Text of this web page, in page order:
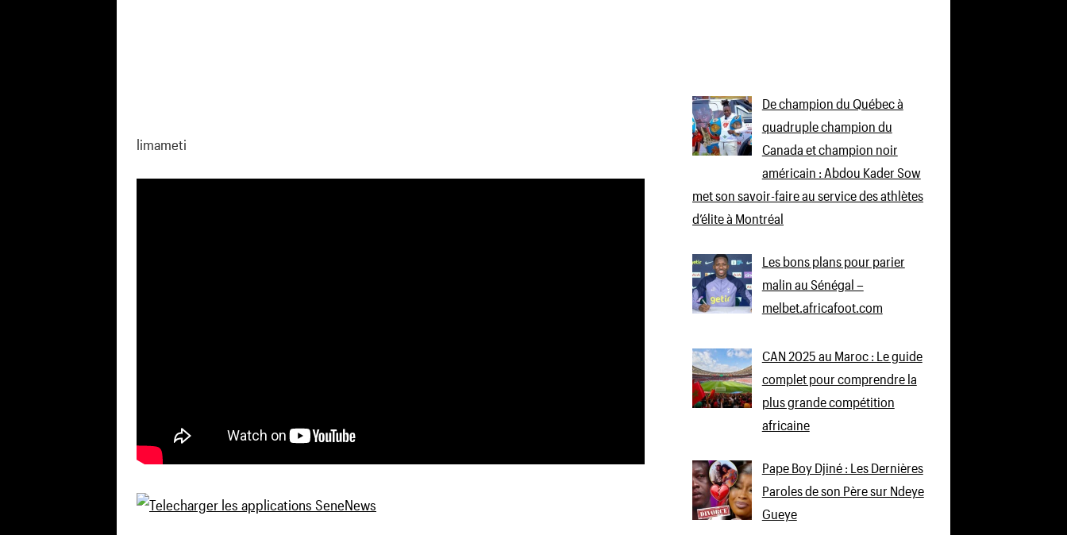
limameti
De champion du Québec à
quadruple champion du
Canada et champion noir
américain : Abdou Kader Sow
met son savoir-faire au service des athlètes
d’élite à Montréal
Les bons plans pour parier
malin au Sénégal –
melbet.africafoot.com
CAN 2025 au Maroc : Le guide
complet pour comprendre la
plus grande compétition
africaine
Pape Boy Djiné : Les Dernières
Paroles de son Père sur Ndeye
Gueye